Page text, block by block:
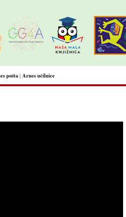
pošta | Arnes učilnice